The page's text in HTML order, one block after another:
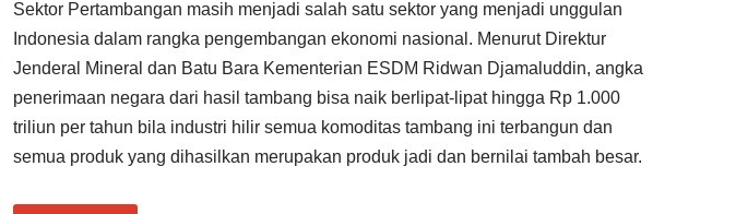
Sektor Pertambangan masih menjadi salah satu sektor yang menjadi unggulan
Indonesia dalam rangka pengembangan ekonomi nasional. Menurut Direktur
Jenderal Mineral dan Batu Bara Kementerian ESDM Ridwan Djamaluddin, angka
penerimaan negara dari hasil tambang bisa naik berlipat-lipat hingga Rp 1.000
triliun per tahun bila industri hilir semua komoditas tambang ini terbangun dan
semua produk yang dihasilkan merupakan produk jadi dan bernilai tambah besar.